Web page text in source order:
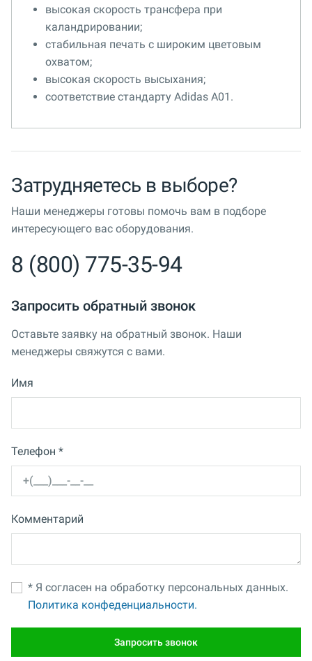
высокая скорость трансфера при
каландрировании;
стабильная печать с широким цветовым
охватом;
высокая скорость высыхания;
соответствие стандарту Adidas A01.
Затрудняетесь в выборе?
Наши менеджеры готовы помочь вам в подборе
интересующего вас оборудования.
8 (800) 775-35-94
Запросить обратный звонок
Оставьте заявку на обратный звонок. Наши
менеджеры свяжутся с вами.
Имя
Телефон *
Комментарий
* Я согласен на обработку персональных данных.
Политика конфеденциальности.
Запросить звонок